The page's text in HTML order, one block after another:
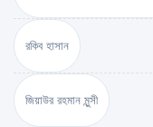
রকিব হাসান
জিয়াউর রহমান মুন্সী